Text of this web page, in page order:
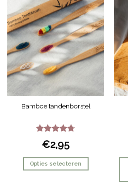
Bamboe tandenborstel
Gewaardeerd
4.67uit 5
€2,95
Opties selecteren